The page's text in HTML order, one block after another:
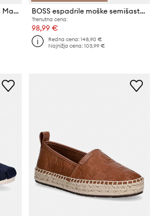
BOSS Espadrile moške semiš Madeira BOSS espadrile moške semišaste Madeira
Trenutna cena:
98,99 €
Redna cena:148,90 €
Najnižja cena:103,99 €